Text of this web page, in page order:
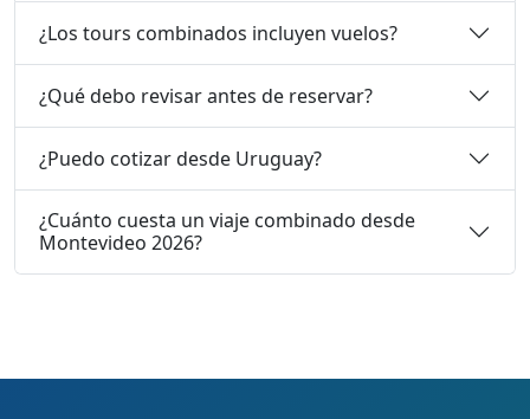
¿Los tours combinados incluyen vuelos?
¿Qué debo revisar antes de reservar?
¿Puedo cotizar desde Uruguay?
¿Cuánto cuesta un viaje combinado desde
Montevideo 2026?